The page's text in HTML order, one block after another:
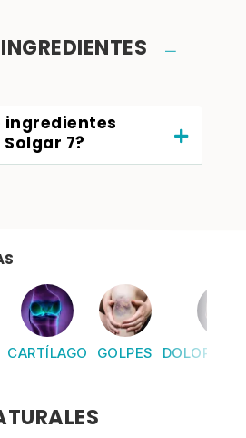
INGREDIENTES
ingredientes
7?
CARTÍLAGO GOLPES DOLOR